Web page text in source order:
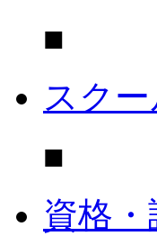
■
スク
■
資格